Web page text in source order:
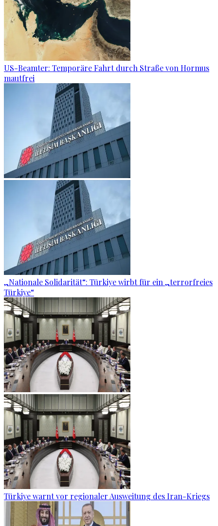
US-Beamter: Temporäre Fahrt durch Straße von Hormus
mautfrei
„Nationale Solidarität“: Türkiye wirbt für ein „terrorfreies
Türkiye“
Türkiye warnt vor regionaler Ausweitung des Iran-Kriegs